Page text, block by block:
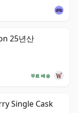
25년산
무료 배송
Single Cask